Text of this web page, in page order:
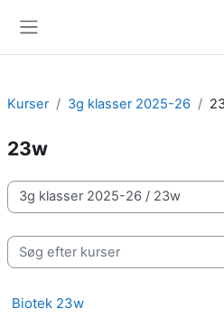
Kurser 3g klasser 2025-26
23w
Kursuskategorier
Søg efter kurser
Biotek 23w